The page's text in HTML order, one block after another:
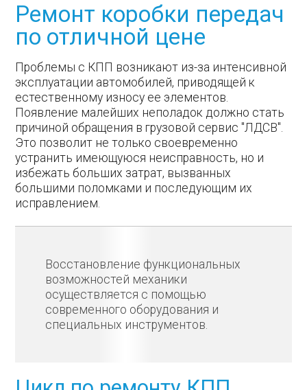
Ремонт коробки передач
по отличной цене
Проблемы с КПП возникают из-за интенсивной
эксплуатации автомобилей, приводящей к
естественному износу ее элементов.
Появление малейших неполадок должно стать
причиной обращения в грузовой сервис "ЛДСВ".
Это позволит не только своевременно
устранить имеющуюся неисправность, но и
избежать больших затрат, вызванных
большими поломками и последующим их
исправлением.
Восстановление функциональных
возможностей механики
осуществляется с помощью
современного оборудования и
специальных инструментов.